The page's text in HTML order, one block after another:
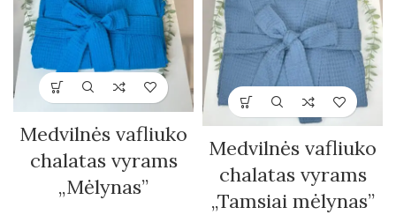
Medvilnės vafliuko
chalatas vyrams
„Mėlynas”
Medvilnės vafliuko
chalatas vyrams
„Tamsiai mėlynas”